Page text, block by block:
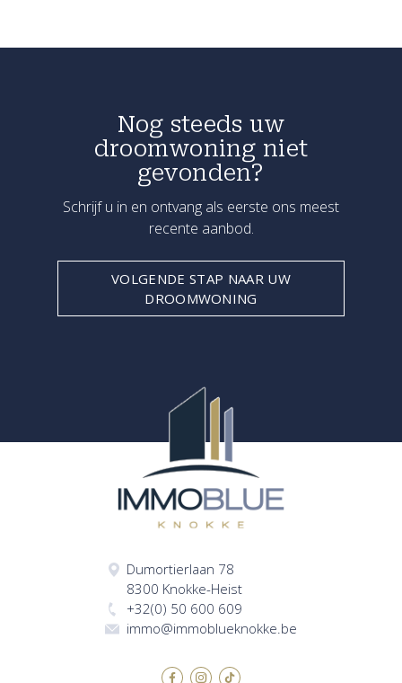
Nog steeds uw
droomwoning niet
gevonden?
Schrijf u in en ontvang als eerste ons meest
recente aanbod.
VOLGENDE STAP NAAR UW
DROOMWONING
Dumortierlaan 78
8300 Knokke-Heist
+32(0) 50 600 609
immo@immoblueknokke.be